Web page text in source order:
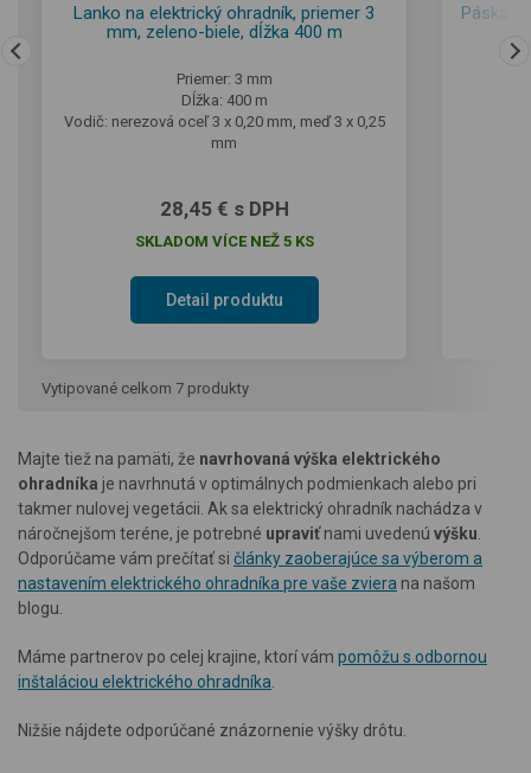
Lanko na elektrický ohradník, priemer 3
mm, zeleno-biele, dĺžka 400 m
Priemer: 3 mm
Dĺžka: 400 m
Vodič: nerezová oceľ 3 x 0,20 mm, meď 3 x 0,25
mm
28,45 € s DPH
SKLADOM VÍCE NEŽ 5 KS
Detail produktu
Páska
Vytipované celkom 7 produkty
Majte tiež na pamäti, že navrhovaná výška elektrického
ohradníka je navrhnutá v optimálnych podmienkach alebo pri
takmer nulovej vegetácii. Ak sa elektrický ohradník nachádza v
náročnejšom teréne, je potrebné upraviťnami uvedenú výšku
Odporúčame vám prečítať si články zaoberajúce sa výberom a
nastavením elektrického ohradníka pre vaše zviera na našom
blogu.
Máme partnerov po celej krajine, ktorí vám pomôžu s odbornou
inštaláciou elektrického ohradníka
Nižšie nájdete odporúčané znázornenie výšky drôtu.